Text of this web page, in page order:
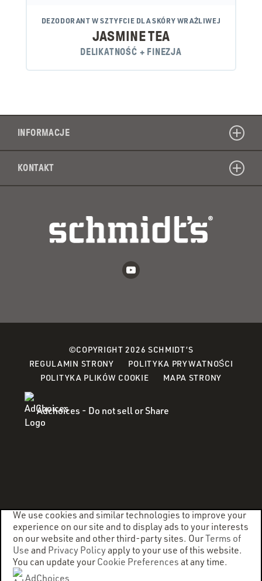
DEZODORANT W SZTYFCIE DLA SKÓRY WRAŻLIWEJ
JASMINE TEA
DELIKATNOŚĆ + FINEZJA
INFORMACJE
KONTAKT
©COPYRIGHT 2026 SCHMIDT’S
REGULAMIN STRONY
POLITYKA PRYWATNOŚCI
POLITYKA PLIKÓW COOKIE(OPENS
A
MAPA STRONY
Adchoices - Do not sell or Share
We use cookies and similar technologies to improve your
experience on our site and to display ads to your interests
on our website and other third-party sites. OurTerms of
Use and Privacy Policyapply to your use of this website.
You can update your Cookie Preferences at any time.
AdChoices